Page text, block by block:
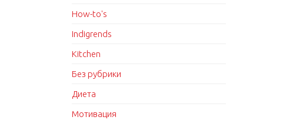
How-to's
Indigrends
Kitchen
Без рубрики
Диета
Мотивация